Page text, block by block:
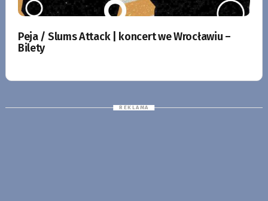
Peja / Slums Attack | koncert we Wrocławiu –
Bilety